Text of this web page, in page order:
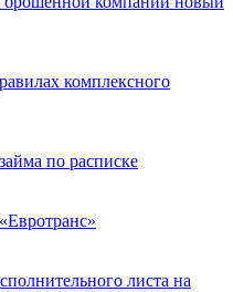
комплексного
по расписке
листа на